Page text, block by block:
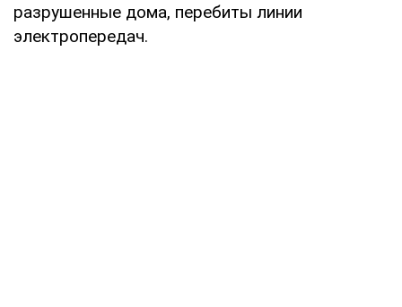
разрушенные дома, перебиты линии
электропередач.